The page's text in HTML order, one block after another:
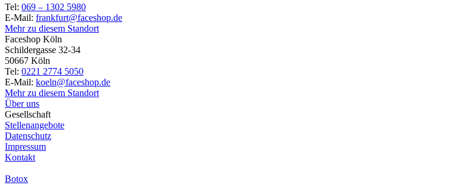
Tel: 069 – 1302 5980
E-Mail: frankfurt@faceshop.de
Mehr zu diesem Standort
Faceshop Köln
Schildergasse 32-34
50667 Köln
Tel: 0221 2774 5050
E-Mail: koeln@faceshop.de
Mehr zu diesem Standort
Über uns
Gesellschaft
Stellenangebote
Datenschutz
Impressum
Kontakt
Botox